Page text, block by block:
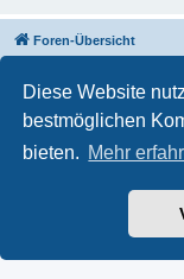
Diese Website
bestmöglichen
bieten. Mehr
Foren-Übersicht
Powered by